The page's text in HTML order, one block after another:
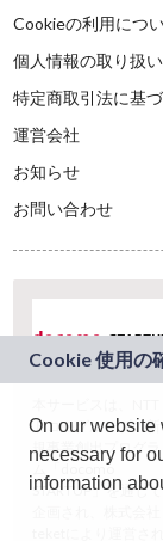
Cookieの利用につ
個人情報の取り扱
特定商取引法に基
運営会社
お知らせ
お問い合わせ
ドコモグループの新
規事業創出プログラ
ム「docomo
STARTUP」を通じて
On our website
necessary for
information